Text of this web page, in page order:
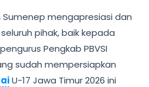
mengapresiasi dan
pihak, baik kepada
Pengkab PBVSI
sudah mempersiapkan
U-17 Jawa Timur 2026 ini